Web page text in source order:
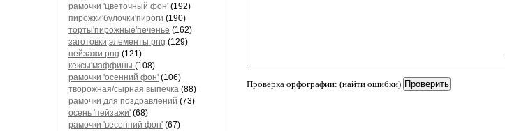
рамочки 'цветочный фон' (192)
пирожки'булочки'пироги (190)
торты'пирожные'печенье (162)
заготовки,элементы png (129)
пейзажи png (121)
кексы'маффины (108)
рамочки 'осенний фон' (106)
творожная/сырная выпечка (88)
рамочки для поздравлений (73)
осень 'пейзажи' (68)
рамочки 'весенний фон' (67)
Проверка орфографии: (найти ошибки)